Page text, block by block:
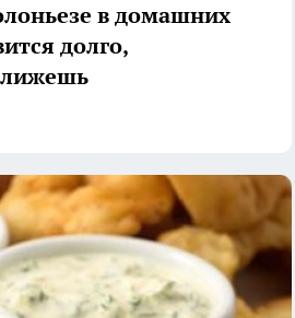
в домашних
долго,